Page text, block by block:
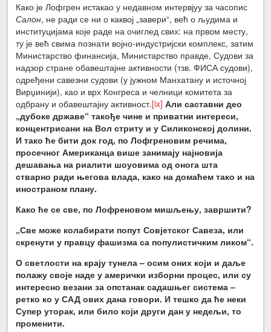
Како је Лофгрен истакао у недавном интервјуу за часопис
Салон, не ради се ни о каквој „завери“, већ о људима и
институцијама које раде на очиглед свих: на првом месту,
ту је већ свима познати војно-индустријски комплекс, затим
Министарство финансија, Министарство правде, Судови за
надзор стране обавештајне активности (тзв. ФИСА судови),
одређени савезни судови (у јужном Манхатану и источној
Вирџинији), као и врх Конгреса и челници комитета за
одбрану и обавештајну активност.[ix] Али саставни део
„дубоке државе“ такође чине и приватни интереси,
концентрисани на Вол стриту и у Силиконској долини.
И тако ће бити док год, по Лофгреновим речима,
просечног Американца више занимају најновија
дешавања на риалити шоуовима од онога шта
стварно ради његова влада, како на домаћем тако и на
иностраном плану.
Како ће се све, по Лофреновом мишљењу, завршити?
„Све може колабирати попут Совјетског Савеза, или
скренути у правцу фашизма са популистичким ликом“.
О светлости на крају тунела – осим оних који и даље
полажу своје наде у амерички изборни процес, или су
интересно везани за опстанак садашњег система –
ретко ко у САД ових дана говори. И тешко да ће неки
Супер уторак, или било који други дан у недељи, то
променити.